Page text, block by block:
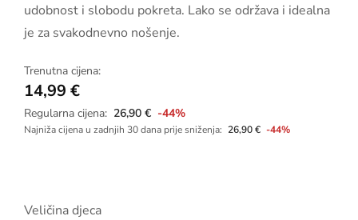
udobnost i slobodu pokreta. Lako se održava i idealna
je za svakodnevno nošenje.
Trenutna cijena:
14,99 €
Regularna cijena: 26,90 € -44%
Najniža cijena u zadnjih 30 dana prije sniženja: 26,90€ -44%
Veličina djeca